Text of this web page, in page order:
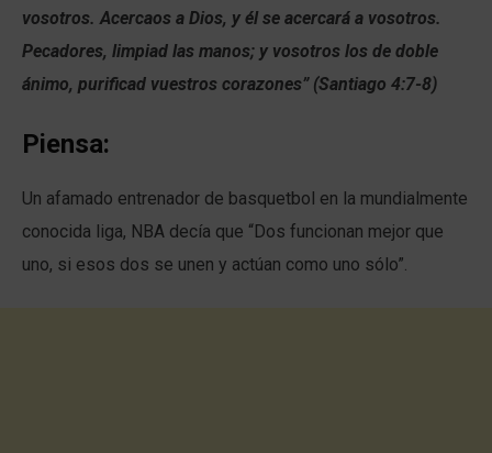
vosotros. Acercaos a Dios, y él se acercará a vosotros.
Pecadores, limpiad las manos; y vosotros los de doble
ánimo, purificad vuestros corazones” (Santiago 4:7-8)
Piensa:
Un afamado entrenador de basquetbol en la mundialmente
conocida liga, NBA decía que “Dos funcionan mejor que
uno, si esos dos se unen y actúan como uno sólo”.